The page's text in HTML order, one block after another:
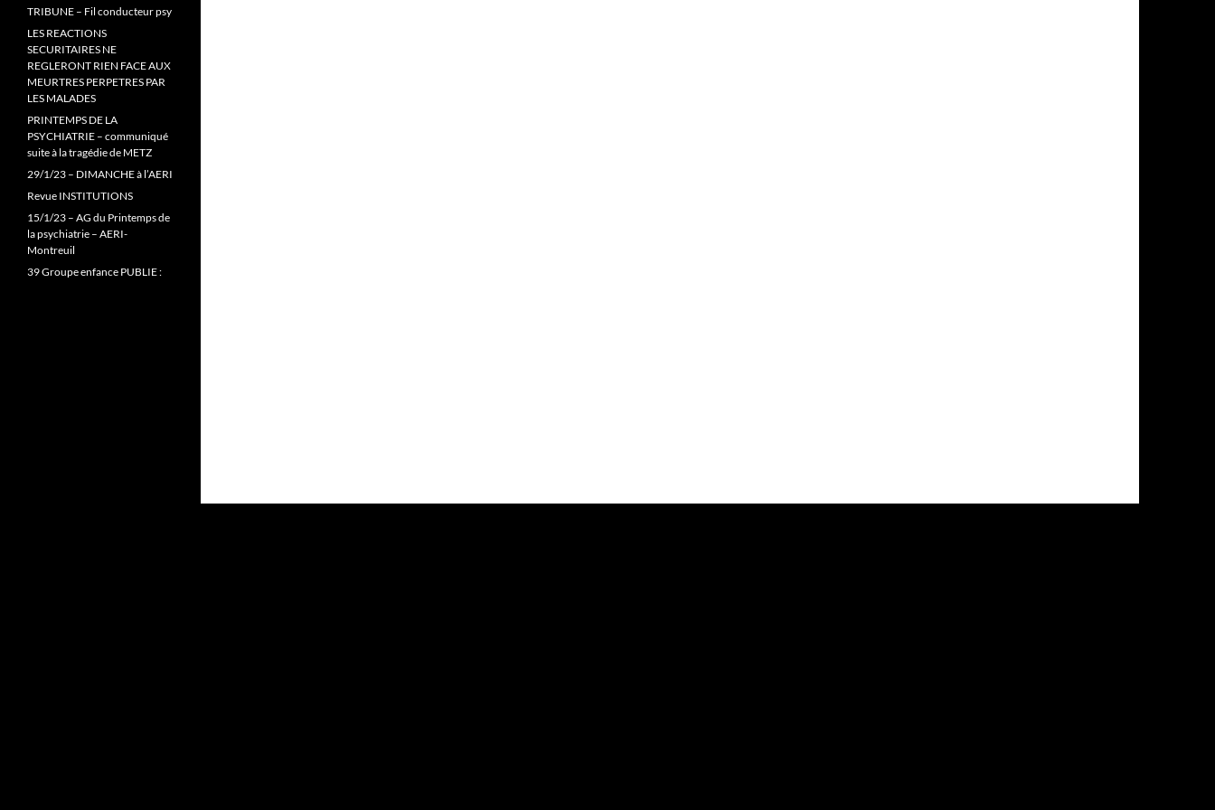
TRIBUNE – Fil conducteur psy
LES REACTIONS
SECURITAIRES NE
REGLERONT RIEN FACE AUX
MEURTRES PERPETRES PAR
LES MALADES
PRINTEMPS DE LA
PSYCHIATRIE – communiqué
suite à la tragédie de METZ
29/1/23 – DIMANCHE à l’AERI
Revue INSTITUTIONS
15/1/23 – AG du Printemps de
la psychiatrie – AERI-
Montreuil
39 Groupe enfance PUBLIE :